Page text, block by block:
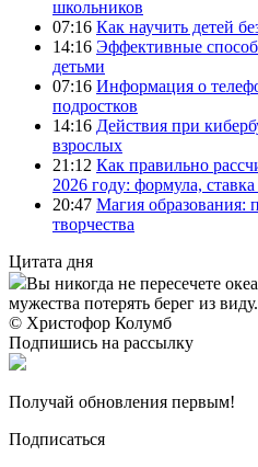
школьников
07:16 Как научить детей
14:16 Эффективные
детьми
07:16 Информация о
подростков
14:16 Действия при
взрослых
21:12 Как правильно
2026 году: формула,
20:47 Магия образования:
творчества
Цитата дня
Вы никогда не пересечете
мужества потерять берег из виду.
© Христофор Колумб
Подпишись на рассылку
Получай обновления первым!
Подписаться